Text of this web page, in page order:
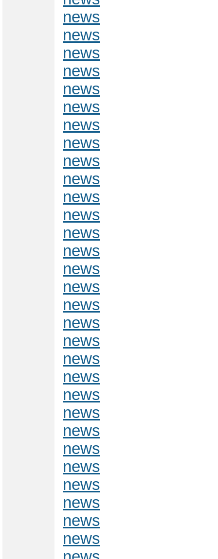
news
news
news
news
news
news
news
news
news
news
news
news
news
news
news
news
news
news
news
news
news
news
news
news
news
news
news
news
news
news